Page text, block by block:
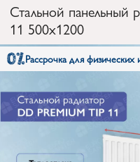
Стальной панельный
11 500x1200
Рассрочка для